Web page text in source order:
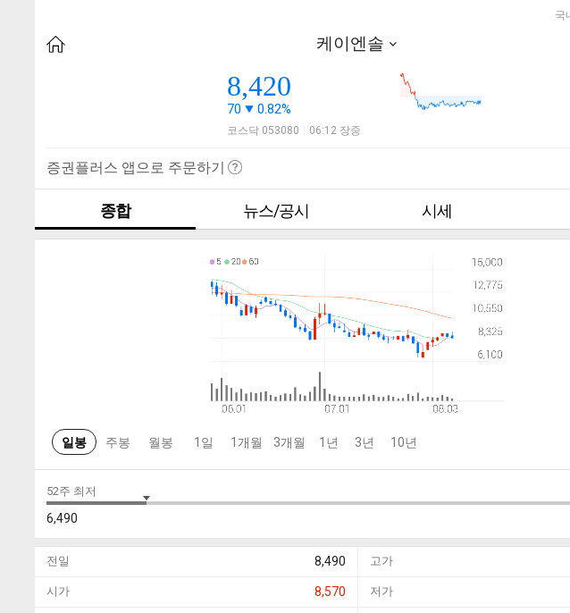
국
케이엔솔
8,420
70 0.82%
코스닥 053080 06:12 장중
증권플러스 앱으로 주문하기
종합 뉴스/공시 시세
일봉 주봉 월봉 1일 1개월 3개월 1년 3년 10년
52주 최저
6,490
전일 8,490 고가
시가 8,570 저가